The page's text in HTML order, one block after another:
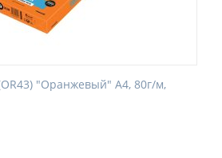
"Оранжевый" A4, 80г/м,